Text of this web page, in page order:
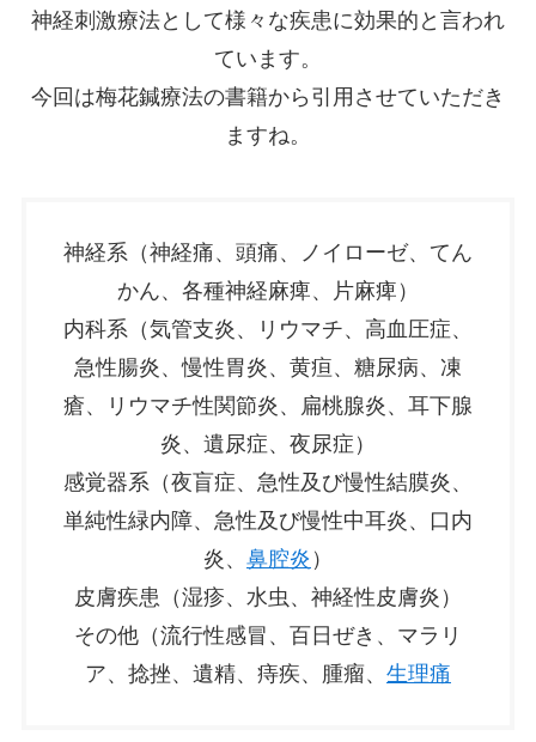
神経刺激療法として様々な疾患に効果的と言われ
ています。
今回は梅花鍼療法の書籍から引用させていただき
ますね。
神経系（神経痛、頭痛、ノイローゼ、てん
かん、各種神経麻痺、片麻痺）
内科系（気管支炎、リウマチ、高血圧症、
急性腸炎、慢性胃炎、黄疸、糖尿病、凍
瘡、リウマチ性関節炎、扁桃腺炎、耳下腺
炎、遺尿症、夜尿症）
感覚器系（夜盲症、急性及び慢性結膜炎、
単純性緑内障、急性及び慢性中耳炎、口内
炎、 鼻腔炎 ）
皮膚疾患（湿疹、水虫、神経性皮膚炎）
その他（流行性感冒、百日ぜき、マラリ
ア、捻挫、遺精、痔疾、腫瘤、 生理痛